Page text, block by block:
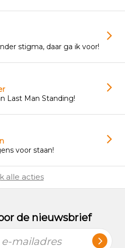
stigma, daar ga ik voor!
Last Man Standing!
voor staan!
alle acties
de nieuwsbrief
e-mailadres